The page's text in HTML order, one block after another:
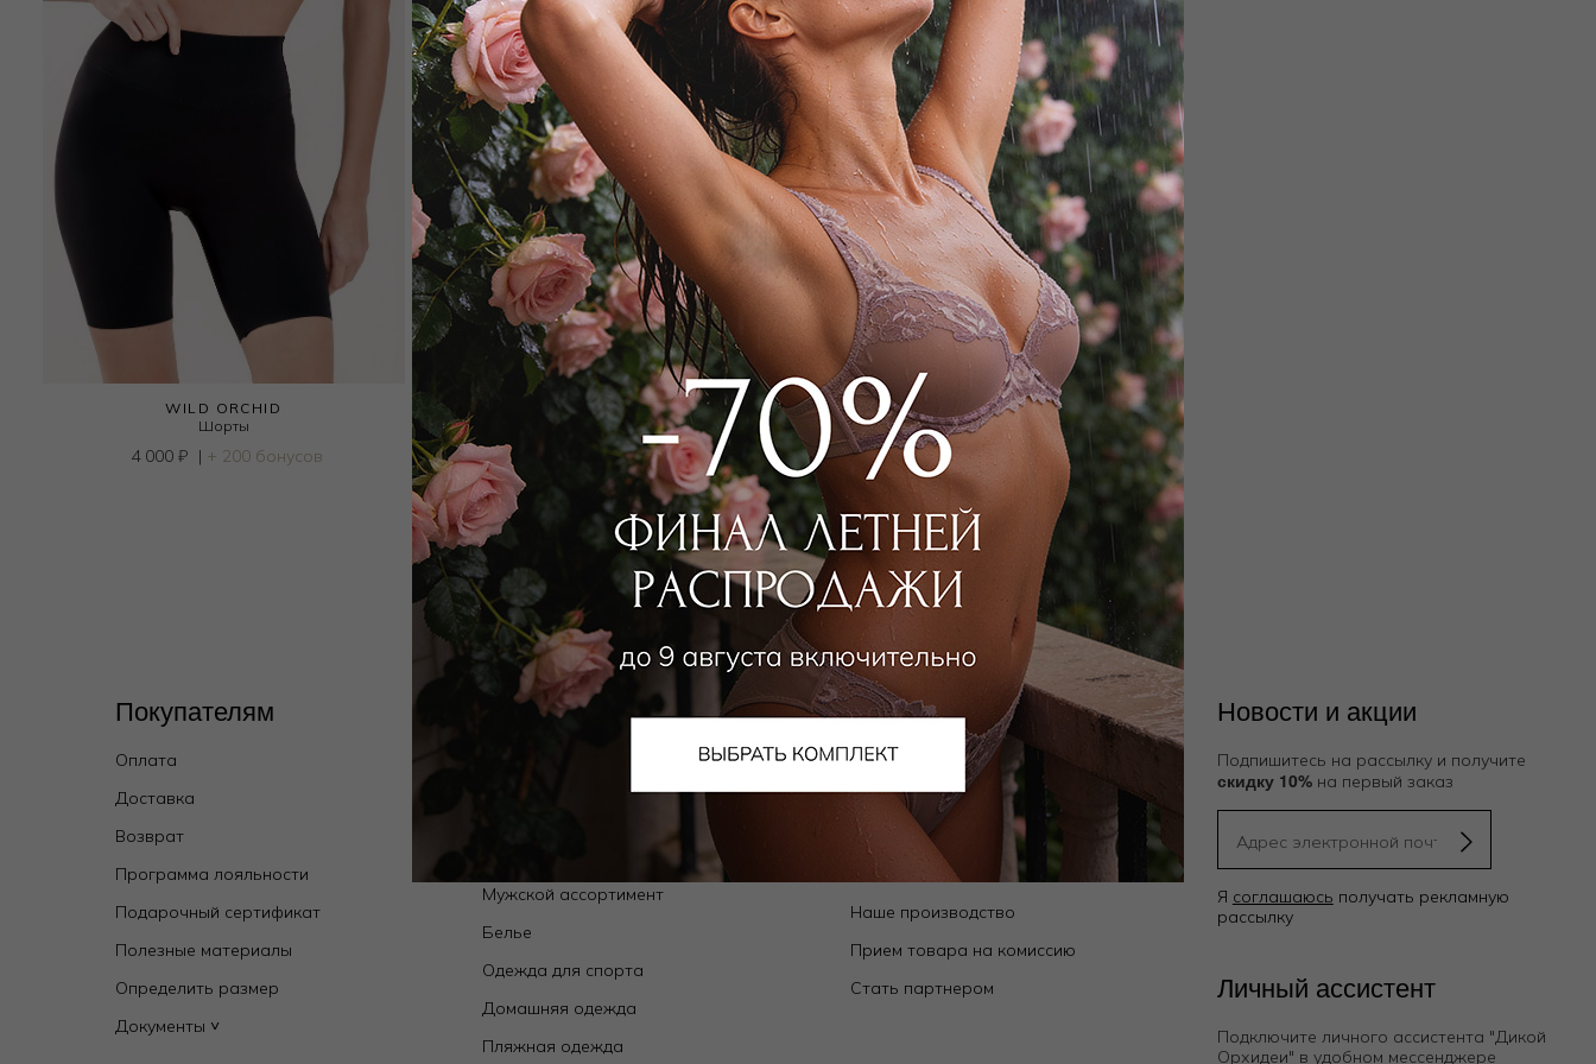
WILD ORCHID
Шорты
4 000 ₽ | + 200 бонусов
WILD ORCHID
Шорты
6 000₽
Покупателям
Оплата
Доставка
Возврат
Программа лояльности
Подарочный сертификат
Полезные материалы
Определить размер
Документы ˅
Каталог
Wild Orchid — коллекции собственного
Мужской ассортимент
Белье
Одежда для спорта
Домашняя одежда
Пляжная одежда
О компании
О нас
Магазины
Контакты
Новости
Наше производство
Прием товара на комиссию
Стать партнером
Новости и акции
Подпишитесь на рассылку и получите
скидку 10%на первый заказ
Я соглашаюсь получать рекламную
рассылку
Личный ассистент
Подключите личного ассистента "Дикой
Орхидеи" в удобном мессенджере